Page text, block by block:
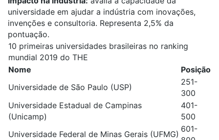
universidade em ajudar a indústria com inovações,
invenções e consultoria. Representa 2,5% da
pontuação.
10 primeiras universidades brasileiras no ranking
mundial 2019 do THE
Nome
Posição
Universidade de São Paulo (USP)
251-
300
Universidade Estadual de Campinas
(Unicamp)
401-
500
Universidade Federal de Minas Gerais (UFMG)
601-